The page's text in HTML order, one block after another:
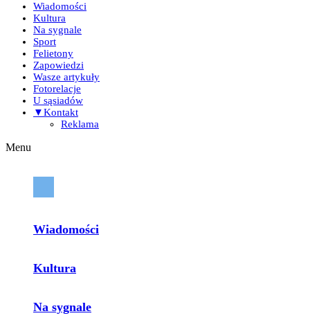
Wiadomości
Kultura
Na sygnale
Sport
Felietony
Zapowiedzi
Wasze artykuły
Fotorelacje
U sąsiadów
▼Kontakt
Reklama
Menu
Wiadomości
Kultura
Na sygnale